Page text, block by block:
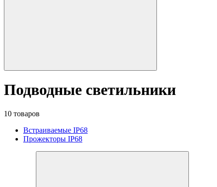
Подводные светильники
10 товаров
Встраиваемые IP68
Прожекторы IP68